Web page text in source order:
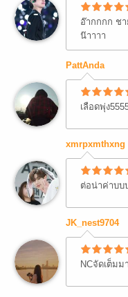
อ๊ากกกก ชา
น๊าาาา
PattAnda
เลือดพุ่ง
xmrpxmthxng
ต่อน่าค่าบบ
JK_nest9704
NCจัดเต็มม